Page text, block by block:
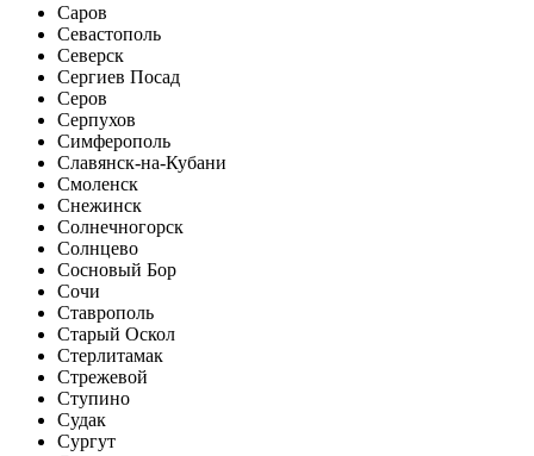
Саров
Севастополь
Северск
Сергиев Посад
Серов
Серпухов
Симферополь
Славянск-на-Кубани
Смоленск
Снежинск
Солнечногорск
Солнцево
Сосновый Бор
Сочи
Ставрополь
Старый Оскол
Стерлитамак
Стрежевой
Ступино
Судак
Сургут